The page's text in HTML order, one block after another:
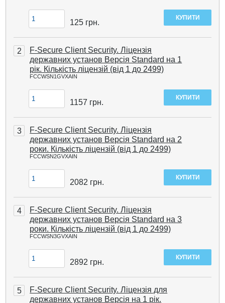
125 грн.
2
F-Secure Client Security. Ліцензія
державних установ Версія Standard на 1
рік. Кількість ліцензій (від 1 до 2499)
FCCWSN1GVXAIN
1157 грн.
3
F-Secure Client Security. Ліцензія
державних установ Версія Standard на 2
роки. Кількість ліцензій (від 1 до 2499)
FCCWSN2GVXAIN
2082 грн.
4
F-Secure Client Security. Ліцензія
державних установ Версія Standard на 3
роки. Кількість ліцензій (від 1 до 2499)
FCCWSN3GVXAIN
2892 грн.
5
F-Secure Client Security. Ліцензія для
державних установ Версія на 1 рік.